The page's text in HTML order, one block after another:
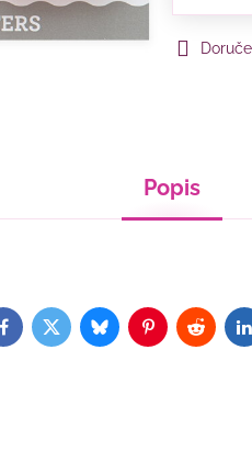
Popis
Facebook
TwitterBlueskyPinterestReddit